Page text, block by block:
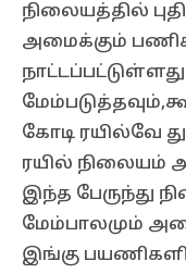
நிலையத்தில்
அமைக்கும்
கோடி ரயில்வே
ரயில் நிலையம்
இந்த பேருந்து
மேம்பாலமும்
இங்கு